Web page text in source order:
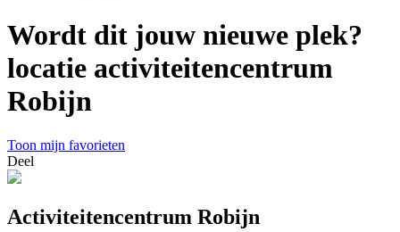
Wordt dit jouw nieuwe plek?
locatie activiteitencentrum
Robijn
Toon mijn favorieten
Deel
Activiteitencentrum Robijn